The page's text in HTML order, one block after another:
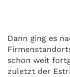
Dann ging es
schon weit
zuletzt der